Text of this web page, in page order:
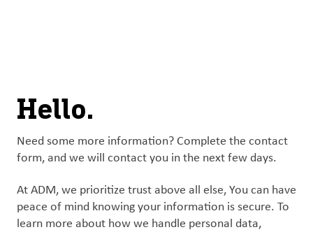
Produit
et
services
Perspectives
et
innovation
Chinese (Simplified, China)
Hello.
Need some more information? Complete the contact
form, and we will contact you in the next few days.
At ADM, we prioritize trust above all else, You can have
peace of mind knowing your information is secure. To
learn more about how we handle personal data,